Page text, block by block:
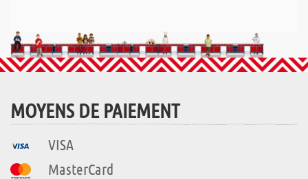
MOYENS DE PAIEMENT
VISA
MasterCard